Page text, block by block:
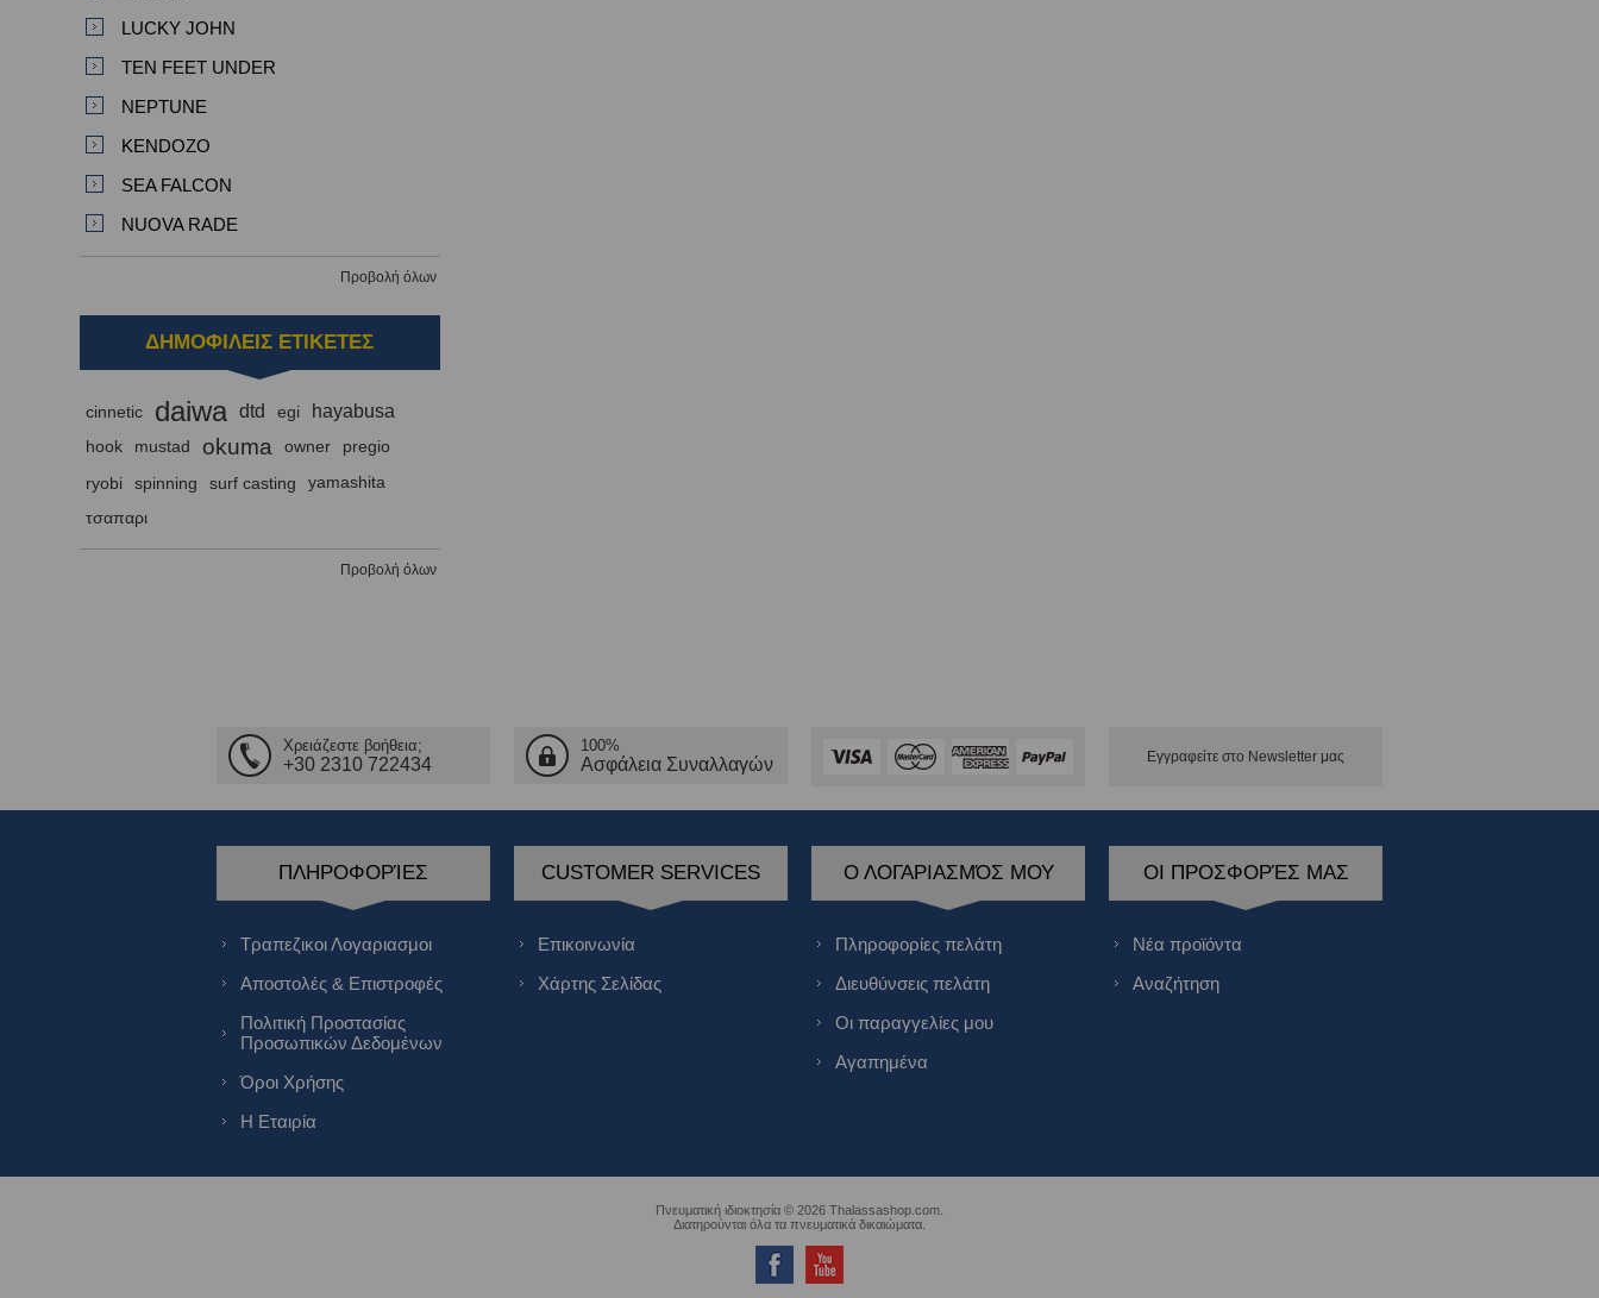
LUCKY JOHN
TEN FEET UNDER
NEPTUNE
KENDOZO
SEA FALCON
NUOVA RADE
Προβολή όλων
ΔΗΜΟΦΙΛΕΙΣ ΕΤΙΚΕΤΕΣ
cinnetic daiwa dtd egi hayabusa
hook mustad okuma owner pregio
ryobi spinning surf casting
yamashita
τσαπαρι
Προβολή όλων
Χρειάζεστε βοήθεια;
+30 2310 722434
100%
Ασφάλεια Συναλλαγών Εγγραφείτε στο Νewsletter μας
ΠΛΗΡΟΦΟΡΊΕΣ
Τραπεζικοι Λογαριασμοι
Αποστολές & Επιστροφές
Πολιτική Προστασίας
Προσωπικών Δεδομένων
Όροι Χρήσης
Η Εταιρία
CUSTOMER SERVICES
Επικοινωνία
Χάρτης Σελίδας
Ο ΛΟΓΑΡΙΑΣΜΌΣ ΜΟΥ
Πληροφορίες πελάτη
Διευθύνσεις πελάτη
Οι παραγγελίες μου
Αγαπημένα
ΟΙ ΠΡΟΣΦΟΡΈΣ ΜΑΣ
Νέα προϊόντα
Αναζήτηση
Πνευματική ιδιοκτησία © 2026 Thalassashop.com.
Διατηρούνται όλα τα πνευματικά δικαιώματα.